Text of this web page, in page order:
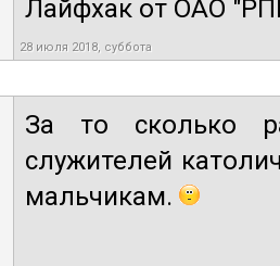
Лайфхак от ОАО
28 июля 2018, суббота
За то сколько
служителей
мальчикам.